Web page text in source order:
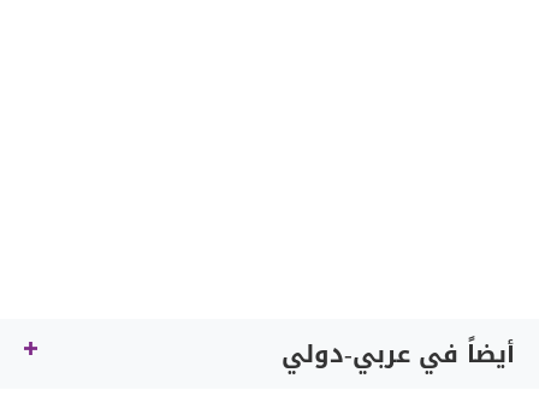
أيضاً في عربي-دولي